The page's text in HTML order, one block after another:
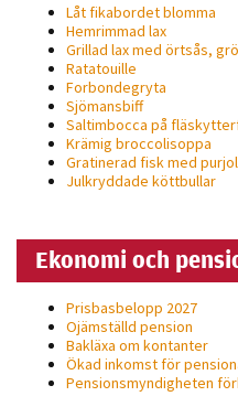
Låt fikabordet blomma
Hemrimmad lax
Grillad lax med örtsås,
Ratatouille
Forbondegryta
Sjömansbiff
Saltimbocca på
Krämig broccolisoppa
Gratinerad fisk med
Julkryddade köttbullar
Ekonomi och
Prisbasbelopp 2027
Ojämställd pension
Bakläxa om kontanter
Ökad inkomst för
Pensionsmyndigheten